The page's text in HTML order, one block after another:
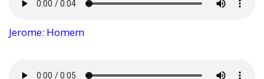
Jerome: Homem